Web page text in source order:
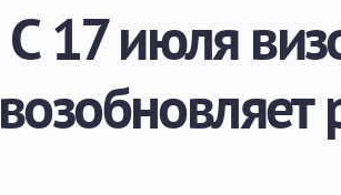
С 17 июля